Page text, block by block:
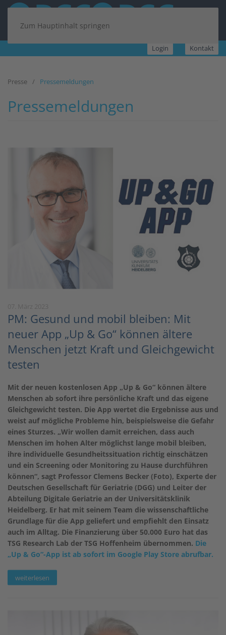
Zum Hauptinhalt springen
Login Kontakt
Presse Pressemeldungen
Pressemeldungen
PM: Gesund und mobil bleiben: Mit
neuer App „Up & Go“ können ältere
Menschen jetzt Kraft und Gleichgewicht
testen
Mit der neuen kostenlosen App „Up & Go“ können ältere
Menschen ab sofort ihre persönliche Kraft und das eigene
Gleichgewicht testen. Die App wertet die Ergebnisse aus und
weist auf mögliche Probleme hin, beispielsweise die Gefahr
eines Sturzes. „Wir wollen damit erreichen, dass auch
Menschen im hohen Alter möglichst lange mobil bleiben,
ihre individuelle Gesundheitssituation richtig einschätzen
und ein Screening oder Monitoring zu Hause durchführen
können“, sagt Professor Clemens Becker (Foto), Experte der
Deutschen Gesellschaft für Geriatrie (DGG) und Leiter der
Abteilung Digitale Geriatrie an der Universitätsklinik
Heidelberg. Er hat mit seinem Team die wissenschaftliche
Grundlage für die App geliefert und empfiehlt den Einsatz
auch im Alltag. Die Finanzierung über 50.000 Euro hat das
TSG Research Lab der TSG Hoffenheim übernommen. Die
„Up & Go“-App ist ab sofort im Google Play Store abrufbar.
weiterlesen